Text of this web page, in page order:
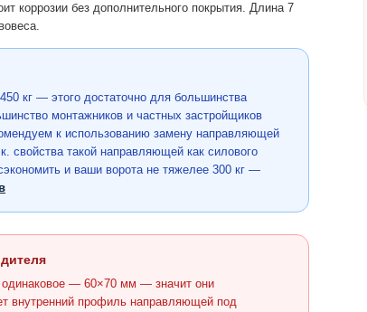
коррозии без дополнительного покрытия. Длина 7
кг — этого достаточно для большинства
монтажников и частных застройщиков
к использованию замену направляющей
свойства такой направляющей как силового
и ваши ворота не тяжелее 300 кг —
одинаковое — 60×70 мм — значит они
внутренний профиль направляющей под